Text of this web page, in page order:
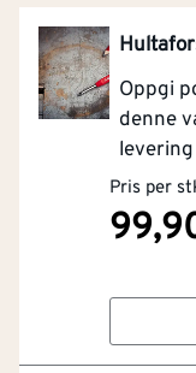
Oppgi
denne
Pris per